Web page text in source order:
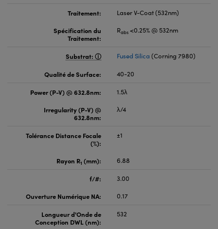
Traitement:
Laser V-Coat (532nm)
Spécification du
Traitement:
Rabs <0.25% @ 532nm
Substrat: Fused Silica (Corning 7980)
Qualité de Surface: 40-20
Power (P-V) @ 632.8nm:
1.5λ
Irregularity (P-V) @
632.8nm:
λ/4
Tolérance Distance Focale
(%):
±1
Rayon R1 (mm): 6.88
f/#:
3.00
Ouverture Numérique NA:
0.17
Longueur d'Onde de
Conception DWL (nm):
532